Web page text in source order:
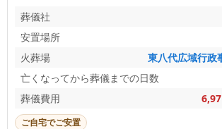
葬儀社
安置場所
火葬場
東八代広域行政
亡くなってから葬儀までの日数
葬儀費用
ご自宅でご安置